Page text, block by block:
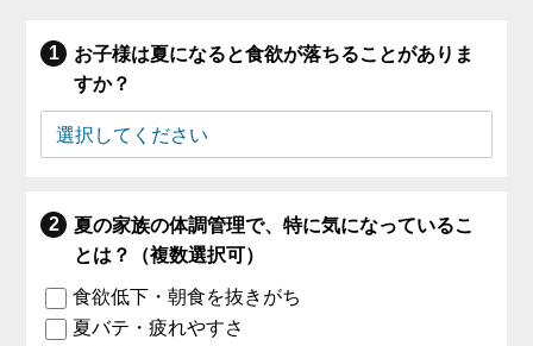
お子様は夏になると食欲が落ちることがありま
すか？
夏の家族の体調管理で、特に気になっているこ
とは？（複数選択可）
食欲低下・朝食を抜きがち
夏バテ・疲れやすさ